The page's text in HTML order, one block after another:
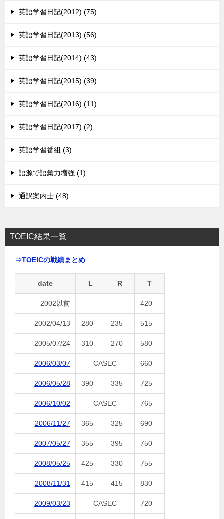
英語学習日記(2012) (75)
英語学習日記(2013) (56)
英語学習日記(2014) (43)
英語学習日記(2015) (39)
英語学習日記(2016) (11)
英語学習日記(2017) (2)
英語学習番組 (3)
語源で語彙力増強 (1)
通訳案内士 (48)
TOEIC結果一覧
⇒TOEICの戦績まとめ
date L R T
2002以前 420
2002/04/13 280 235 515
2005/07/24 310 270 580
2006/03/07 CASEC 660
2006/05/28 390 335 725
2006/10/02 CASEC 765
2006/11/27 365 325 690
2007/05/27 355 395 750
2008/05/25 425 330 755
2008/11/31 415 415 830
2009/03/23 CASEC 720